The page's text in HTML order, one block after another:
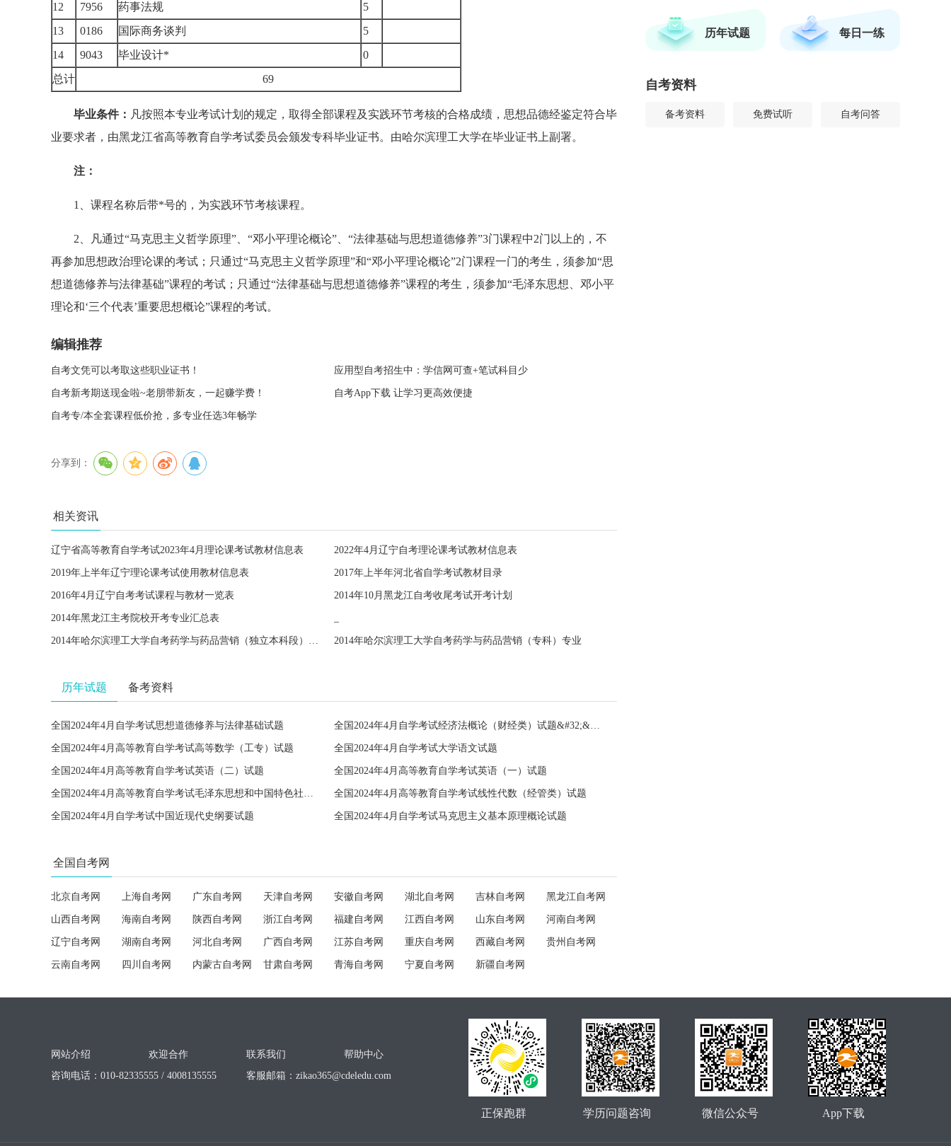
12
7956 药事法规
5
13
0186 国际商务谈判
5
14
9043 毕业设计*
0
总计
69
毕业条件： 凡按照本专业考试计划的规定，取得全部课程及实践环节考核的合格成绩，思想品德经鉴定符合毕
业要求者，由黑龙江省高等教育自学考试委员会颁发专科毕业证书。由哈尔滨理工大学在毕业证书上副署。
注：
1、课程名称后带*号的，为实践环节考核课程。
2、凡通过“马克思主义哲学原理”、“邓小平理论概论”、“法律基础与思想道德修养”3门课程中2门以上的，不
再参加思想政治理论课的考试；只通过“马克思主义哲学原理”和“邓小平理论概论”2门课程一门的考生，须参加“思
想道德修养与法律基础”课程的考试；只通过“法律基础与思想道德修养”课程的考生，须参加“毛泽东思想、邓小平
理论和‘三个代表’重要思想概论”课程的考试。
编辑推荐
自考文凭可以考取这些职业证书！ 应用型自考招生中：学信网可查+笔试科目少
自考新考期送现金啦~老朋带新友，一起赚学费！ 自考App下载 让学习更高效便捷
自考专/本全套课程低价抢，多专业任选3年畅学
分享到：
相关资讯
辽宁省高等教育自学考试2023年4月理论课考试教材信息表 2022年4月辽宁自考理论课考试教材信息表
2019年上半年辽宁理论课考试使用教材信息表 2017年上半年河北省自学考试教材目录
2016年4月辽宁自考考试课程与教材一览表 2014年10月黑龙江自考收尾考试开考计划
2014年黑龙江主考院校开考专业汇总表
2014年哈尔滨理工大学自考药学与药品营销（独立本科段）专业 2014年哈尔滨理工大学自考药学与药品营销（专科）专业
历年试题 备考资料
全国2024年4月自学考试思想道德修养与法律基础试题 全国2024年4月自学考试经济法概论（财经类）试题&#32;&#32;
全国2024年4月高等教育自学考试高等数学（工专）试题 全国2024年4月自学考试大学语文试题
全国2024年4月高等教育自学考试英语（二）试题 全国2024年4月高等教育自学考试英语（一）试题
全国2024年4月高等教育自学考试毛泽东思想和中国特色社会主义理论体系概论试题 全国2024年4月高等教育自学考试线性代数（经管类）试题
全国2024年4月自学考试中国近现代史纲要试题 全国2024年4月自学考试马克思主义基本原理概论试题
全国自考网
北京自考网 上海自考网 广东自考网 天津自考网 安徽自考网 湖北自考网 吉林自考网 黑龙江自考网
山西自考网 海南自考网 陕西自考网 浙江自考网 福建自考网 江西自考网 山东自考网 河南自考网
辽宁自考网 湖南自考网 河北自考网 广西自考网 江苏自考网 重庆自考网 西藏自考网 贵州自考网
云南自考网 四川自考网 内蒙古自考网 甘肃自考网 青海自考网 宁夏自考网 新疆自考网
历年试题 每日一练
自考资料
备考资料 免费试听 自考问答
网站介绍 欢迎合作 联系我们
帮助中心
咨询电话：010-82335555 / 4008135555
客服邮箱： zikao365@cdeledu.com
App下载
微信公众号
学历问题咨询
正保跑群